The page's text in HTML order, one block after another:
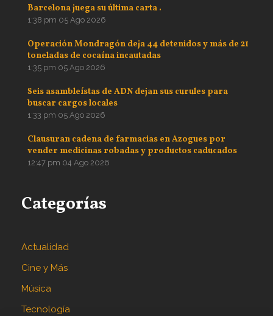
Barcelona juega su última carta .
1:38 pm 05 Ago 2026
Operación Mondragón deja 44 detenidos y más de 21
toneladas de cocaína incautadas
1:35 pm 05 Ago 2026
Seis asambleístas de ADN dejan sus curules para
buscar cargos locales
1:33 pm 05 Ago 2026
Clausuran cadena de farmacias en Azogues por
vender medicinas robadas y productos caducados
12:47 pm 04 Ago 2026
Categorías
Actualidad
Cine y Más
Música
Tecnología